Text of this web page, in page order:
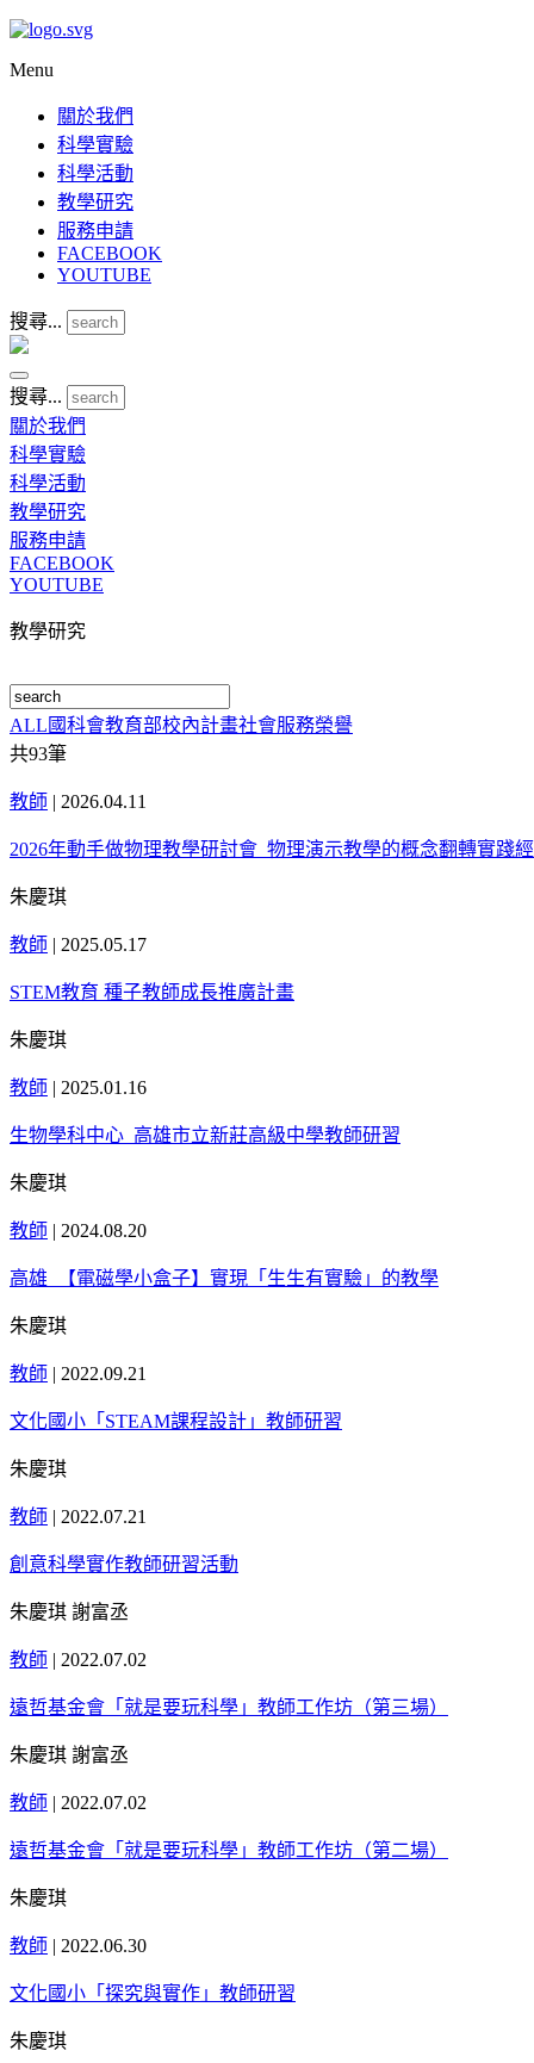
Menu
關於我們
科學實驗
科學活動
教學研究
服務申請
FACEBOOK
YOUTUBE
搜尋...
搜尋...
關於我們
科學實驗
科學活動
教學研究
服務申請
FACEBOOK
YOUTUBE
教學研究
ALL 國科會教育部校內計畫社會服務榮譽
共93筆
教師 | 2026.04.11
2026年動手做物理教學研討會_物理演示教學的概念翻轉實踐
朱慶琪
教師 | 2025.05.17
STEM教育 種子教師成長推廣計畫
朱慶琪
教師 | 2025.01.16
生物學科中心_高雄市立新莊高級中學教師研習
朱慶琪
教師 | 2024.08.20
高雄_【電磁學小盒子】實現「生生有實驗」的教學
朱慶琪
教師 | 2022.09.21
文化國小「STEAM課程設計」教師研習
朱慶琪
教師 | 2022.07.21
創意科學實作教師研習活動
朱慶琪 謝富丞
教師 | 2022.07.02
遠哲基金會「就是要玩科學」教師工作坊（第三場）
朱慶琪 謝富丞
教師 | 2022.07.02
遠哲基金會「就是要玩科學」教師工作坊（第二場）
朱慶琪
教師 | 2022.06.30
文化國小「探究與實作」教師研習
朱慶琪